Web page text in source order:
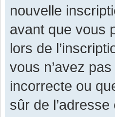
nouvelle
avant que vous
lors de
vous n’avez
incorrecte ou
sûr de